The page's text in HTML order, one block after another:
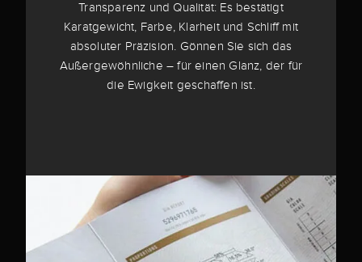
Transparenz und Qualität: Es bestätigt
Karatgewicht, Farbe, Klarheit und Schliff mit
absoluter Präzision. Gönnen Sie sich das
Außergewöhnliche – für einen Glanz, der für
die Ewigkeit geschaffen ist.